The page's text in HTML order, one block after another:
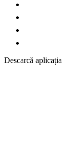
Descarcă aplicația